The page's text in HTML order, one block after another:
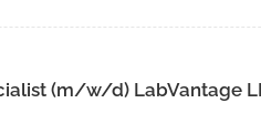
(m/w/d) LabVantage